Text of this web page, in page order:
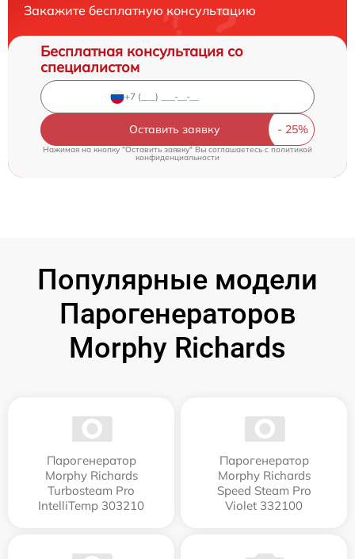
Закажите бесплатную консультацию
Бесплатная консультация со
специалистом
Оставить заявку
Нажимая на кнопку "Оставить заявку" Вы соглашаетесь cполитикой
конфиденциальности
Популярные модели
Парогенераторов
Morphy Richards
Парогенератор
Morphy Richards
Turbosteam Pro
IntelliTemp 303210
Парогенератор
Morphy Richards
Speed Steam Pro
Violet 332100